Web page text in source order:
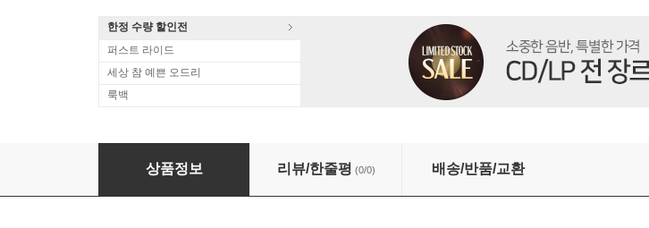
한정 수량 할인전
퍼스트 라이드
세상 참 예쁜 오드리
룩백
체스키 레코즈 베스트 녹음 모음집 Vol. 2 (The Ultimate Demonstration Disc Volume 2)
상품정보 리뷰/한줄평 (0/0) 배송/반품/교환